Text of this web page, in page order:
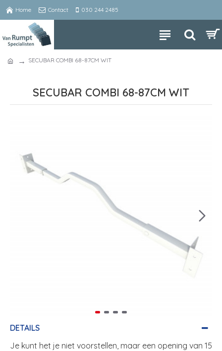
Home Contact 030 244 2485
SECUBAR COMBI 68-87CM WIT
SECUBAR COMBI 68-87CM WIT
DETAILS
Je kunt het je niet voorstellen, maar een opening van 15